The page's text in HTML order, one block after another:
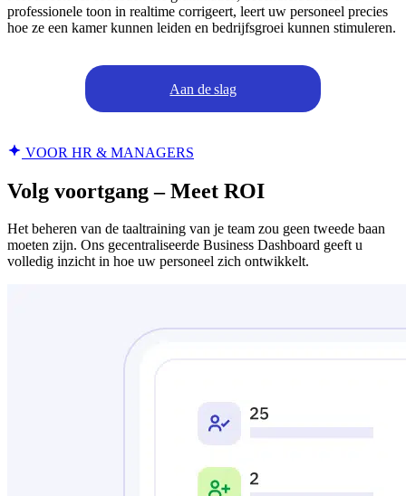
professionele toon in realtime corrigeert, leert uw personeel precies
hoe ze een kamer kunnen leiden en bedrijfsgroei kunnen stimuleren.
Aan de slag
VOOR HR & MANAGERS
Volg voortgang – Meet ROI
Het beheren van de taaltraining van je team zou geen tweede baan
moeten zijn. Ons gecentraliseerde Business Dashboard geeft u
volledig inzicht in hoe uw personeel zich ontwikkelt.